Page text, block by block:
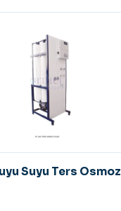
Suyu Ters Osmoz